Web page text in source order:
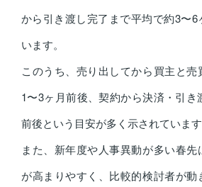
から引き渡し完了まで平均で約3〜6
います。
このうち、売り出してから買主と
1〜3ヶ月前後、契約から決済・引き
前後という目安が多く示されています
また、新年度や人事異動が多い春
が高まりやすく、比較的検討者が